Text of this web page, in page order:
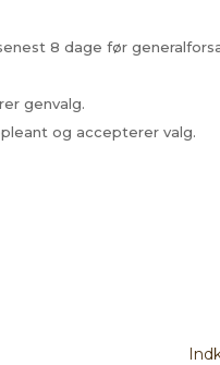
8 dage før
genvalg.
og accepterer valg.